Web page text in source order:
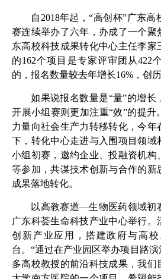
自 2018年起，“高创杯”广东高
赛连续举办了六年，办成了一个聚
东高校科技成果转化中心主任李家
的162个项目是专家评审团从422
的，报名数量较去年增长16% ，创
如果说报名数量是“量”的增长
开展小组赛则更加注重“效”的提升
力量向社会生产力转移转化，今年
下，转化中心走进与入围项目领域
小组初赛，邀约企业、投融资机构
等参加，共谋技术创新与合作的新
成果落地转化。
以高教赛道—生物医药领域初
广东科荟生命科技产业中心举行。
创新产业应用，搭建政府与高
台。“通过在产业园区举办项目路
多高校教授的前沿科技成果，我们